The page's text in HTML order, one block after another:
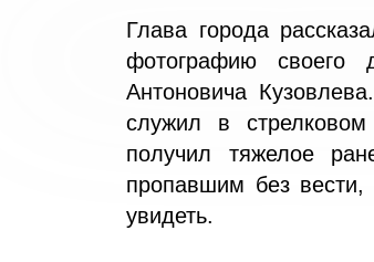
Глава города
фотографию своего
Антоновича
служил в
получил тяжелое
пропавшим без
увидеть.